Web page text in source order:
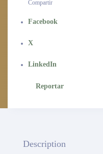
Compartir
Facebook
X
LinkedIn
Reportar
Description